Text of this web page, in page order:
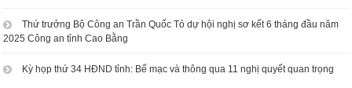
Thứ trưởng Bộ Công an Trần Quốc Tỏ dự hội nghị sơ kết 6 tháng đầu năm
2025 Công an tỉnh Cao Bằng
Kỳ họp thứ 34 HĐND tỉnh: Bế mạc và thông qua 11 nghị quyết quan trọng